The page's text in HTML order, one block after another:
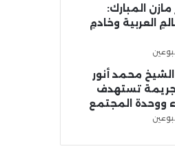
مازن المبارك:
العربية وخادمِ
الشيخ محمد أنور
تستهدف
ووحدة المجتمع